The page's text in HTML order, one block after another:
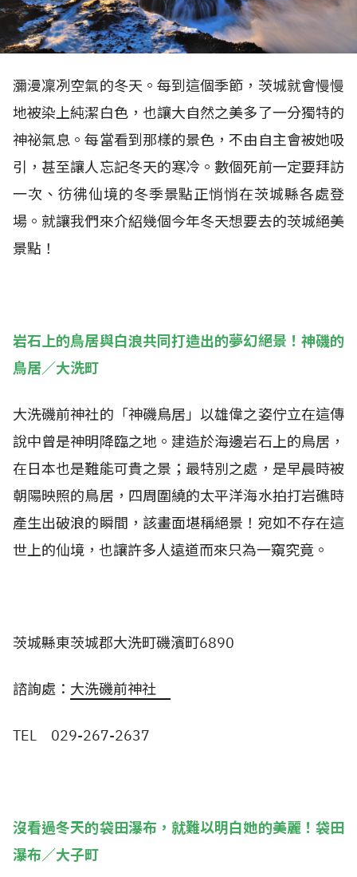
瀰漫凜冽空氣的冬天。每到這個季節，茨城就會慢慢
地被染上純潔白色，也讓大自然之美多了一分獨特的
神祕氣息。每當看到那樣的景色，不由自主會被她吸
引，甚至讓人忘記冬天的寒冷。數個死前一定要拜訪
一次、彷彿仙境的冬季景點正悄悄在茨城縣各處登
場。就讓我們來介紹幾個今年冬天想要去的茨城絕美
景點！
岩石上的鳥居與白浪共同打造出的夢幻絕景！神磯的
鳥居／大洗町
大洗磯前神社的「神磯鳥居」以雄偉之姿佇立在這傳
說中曾是神明降臨之地。建造於海邊岩石上的鳥居，
在日本也是難能可貴之景；最特別之處，是早晨時被
朝陽映照的鳥居，四周圍繞的太平洋海水拍打岩礁時
產生出破浪的瞬間，該畫面堪稱絕景！宛如不存在這
世上的仙境，也讓許多人遠道而來只為一窺究竟。
茨城縣東茨城郡大洗町磯濱町6890
諮詢處： 大洗磯前神社
TEL 029-267-2637
沒看過冬天的袋田瀑布，就難以明白她的美麗！袋田
瀑布／大子町